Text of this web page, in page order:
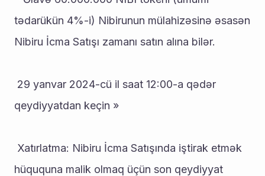
tədarükün 4%-i) Nibirunun mülahizəsinə əsasən
Nibiru İcma Satışı zamanı satın alına bilər.
qeydiyyatdan keçin »
hüququna malik olmaq üçün son qeydiyyat